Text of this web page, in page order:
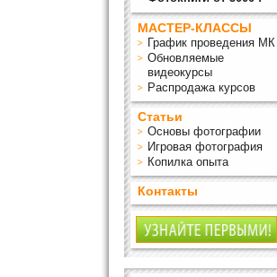
МАСТЕР-КЛАССЫ
График проведения МК
Обновляемые
видеокурсы
Распродажа курсов
Статьи
Основы фотографии
Игровая фотография
Копилка опыта
Контакты